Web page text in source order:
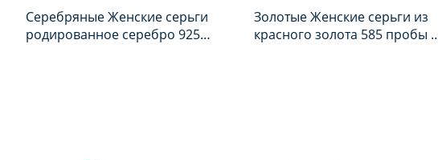
Серебряные Женские серьги
родированное серебро 925
Золотые Женские серьги из
красного золота 585 пробы с